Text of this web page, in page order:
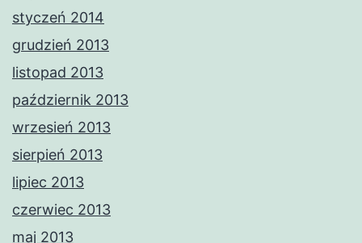
styczeń 2014
grudzień 2013
listopad 2013
październik 2013
wrzesień 2013
sierpień 2013
lipiec 2013
czerwiec 2013
maj 2013